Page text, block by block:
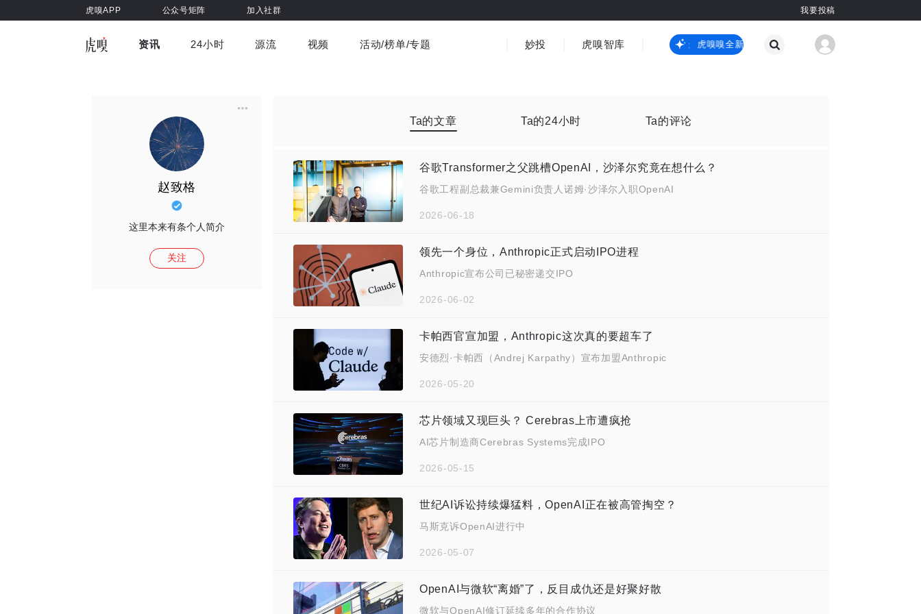
虎嗅APP 公众号矩阵 加入社群 我要投稿
资讯 24小时 源流 视频 活动/榜单/专题 妙投 虎嗅智库虎嗅嗅全新升级 虎嗅嗅全新升级
赵致格
这里本来有条个人简介
关注
Ta的文章 Ta的24小时 Ta的评论
谷歌Transformer之父跳槽OpenAI，沙泽尔究竟在想什么？
谷歌工程副总裁兼Gemini负责人诺姆·沙泽尔入职OpenAI
2026-06-18
领先一个身位，Anthropic正式启动IPO进程
Anthropic宣布公司已秘密递交IPO
2026-06-02
卡帕西官宣加盟，Anthropic这次真的要超车了
安德烈·卡帕西（Andrej Karpathy）宣布加盟Anthropic
2026-05-20
芯片领域又现巨头？ Cerebras上市遭疯抢
AI芯片制造商Cerebras Systems完成IPO
2026-05-15
世纪AI诉讼持续爆猛料，OpenAI正在被高管掏空？
马斯克诉OpenAI进行中
2026-05-07
OpenAI与微软“离婚”了，反目成仇还是好聚好散
微软与OpenAI修订延续多年的合作协议